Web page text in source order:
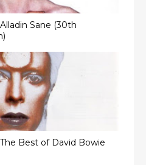
Sane (30th
Best of David Bowie